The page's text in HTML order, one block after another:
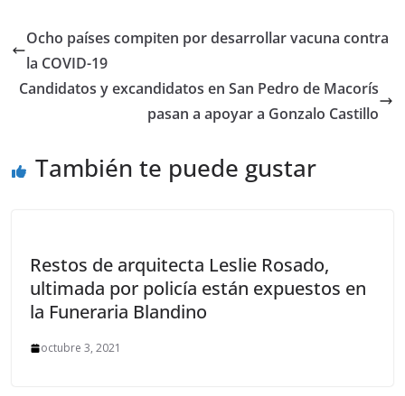
Ocho países compiten por desarrollar vacuna contra
la COVID-19
Candidatos y excandidatos en San Pedro de Macorís
pasan a apoyar a Gonzalo Castillo
También te puede gustar
Restos de arquitecta Leslie Rosado,
ultimada por policía están expuestos en
la Funeraria Blandino
octubre 3, 2021